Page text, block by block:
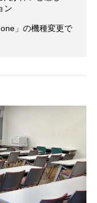
ン
」の機種変更で